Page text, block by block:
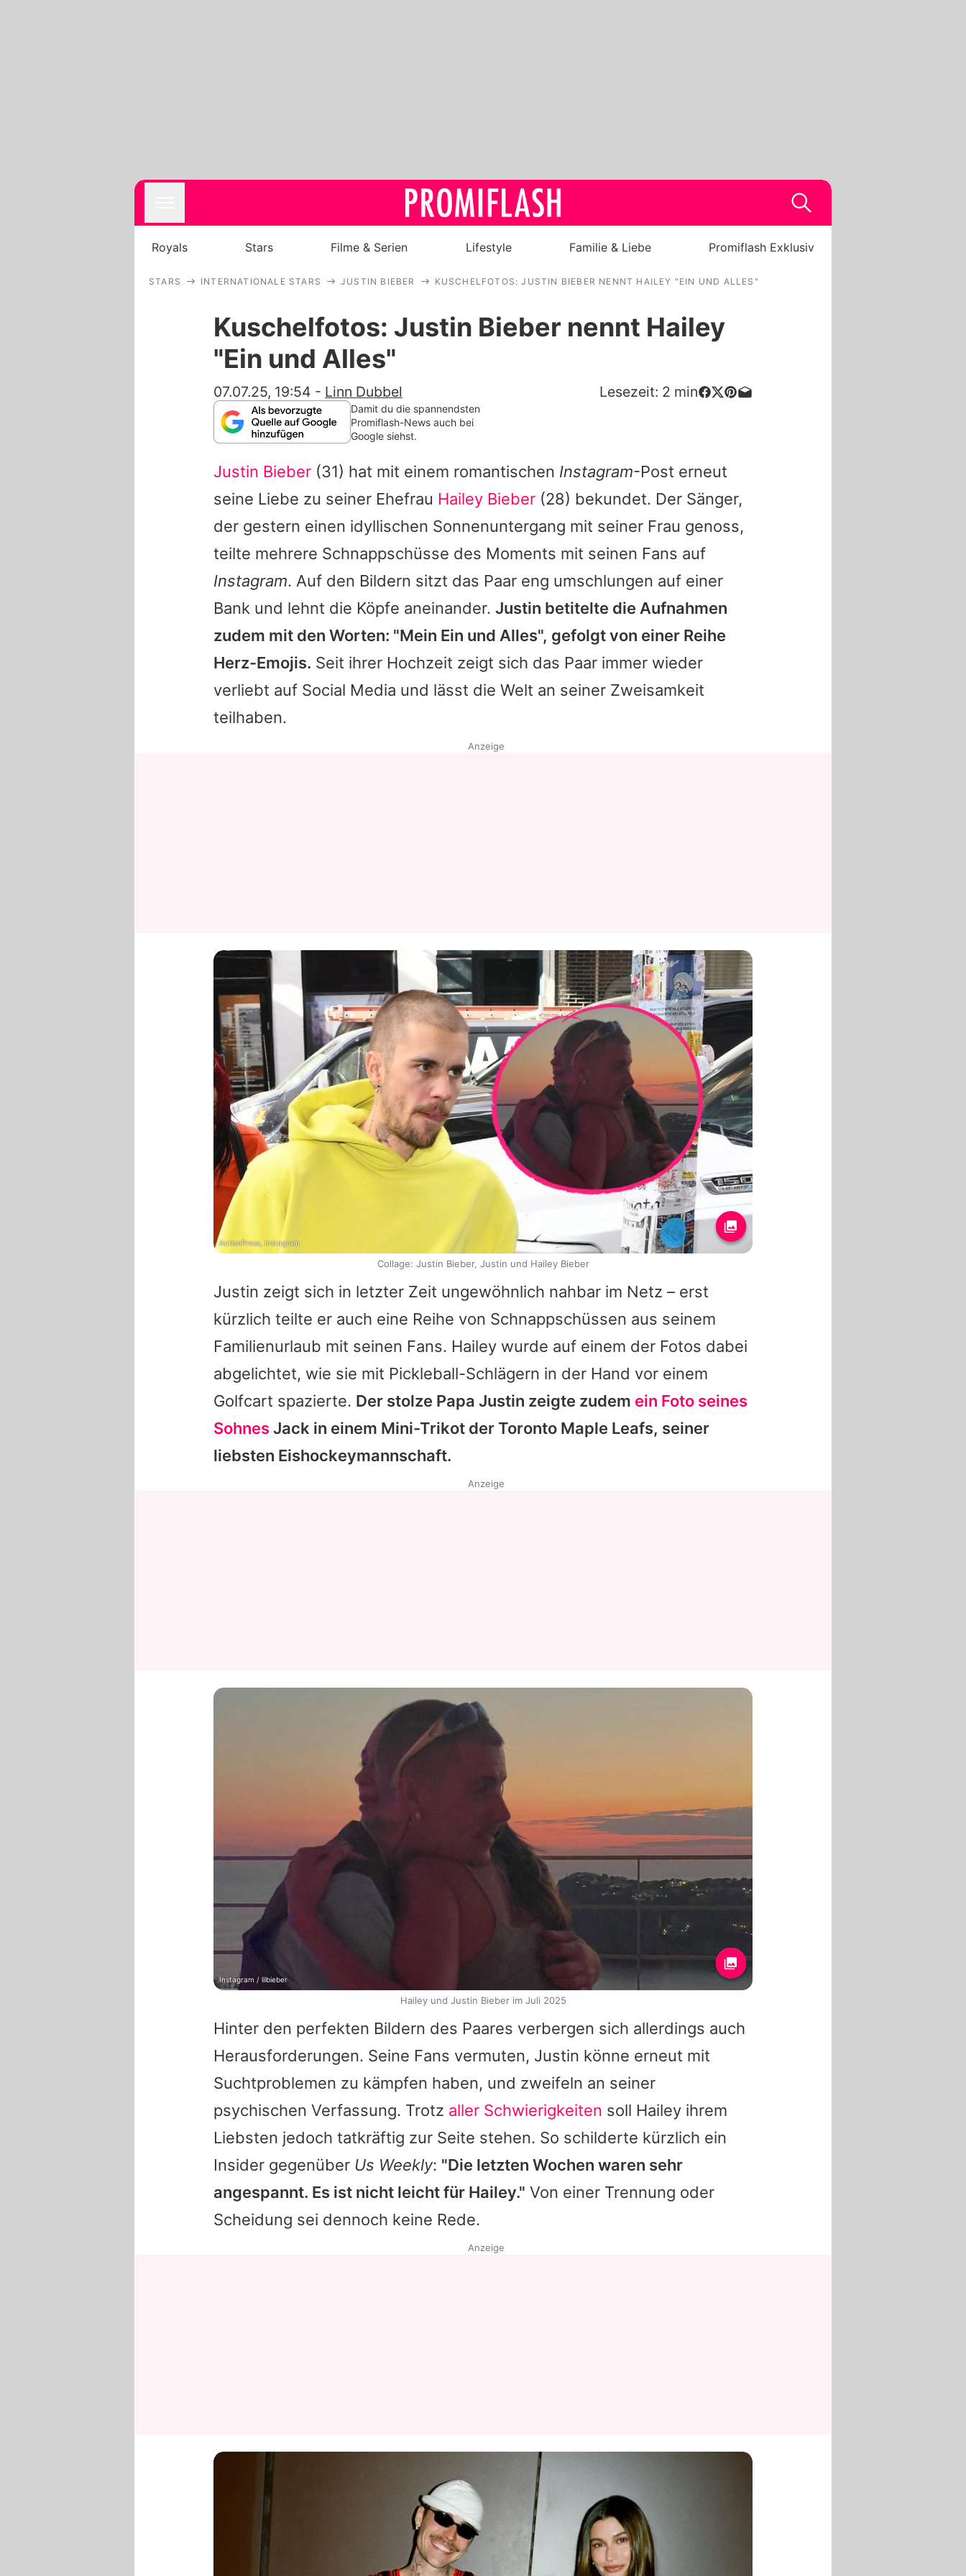
Royals
Stars
Familie & Liebe
App runterladen
Team
Redaktionelle Richtlinien
Impressum
Datenschutzerklärung
Nutzungsbedingungen
Royals Stars Filme & Serien Lifestyle Familie & Liebe Promiflash Exklusiv
STARS INTERNATIONALE STARS JUSTIN BIEBER KUSCHELFOTOS: JUSTIN BIEBER NENNT HAILEY "EIN UND ALLES"
Kuschelfotos: Justin Bieber nennt Hailey
"Ein und Alles"
07.07.25, 19:54 - Linn Dubbel Lesezeit: 2 min
Damit du die spannendsten
Promiflash-News auch bei
Google siehst.
Justin Bieber (31) hat mit einem romantischen Instagram-Post erneut
seine Liebe zu seiner Ehefrau Hailey Bieber (28) bekundet. Der Sänger,
der gestern einen idyllischen Sonnenuntergang mit seiner Frau genoss,
teilte mehrere Schnappschüsse des Moments mit seinen Fans auf
Instagram. Auf den Bildern sitzt das Paar eng umschlungen auf einer
Bank und lehnt die Köpfe aneinander. Justin betitelte die Aufnahmen
zudem mit den Worten: "Mein Ein und Alles", gefolgt von einer Reihe
Herz-Emojis. Seit ihrer Hochzeit zeigt sich das Paar immer wieder
verliebt auf Social Media und lässt die Welt an seiner Zweisamkeit
teilhaben.
Justin zeigt sich in letzter Zeit ungewöhnlich nahbar im Netz – erst
kürzlich teilte er auch eine Reihe von Schnappschüssen aus seinem
Familienurlaub mit seinen Fans. Hailey wurde auf einem der Fotos dabei
abgelichtet, wie sie mit Pickleball-Schlägern in der Hand vor einem
Golfcart spazierte. Der stolze Papa Justin zeigte zudem ein Foto seines
SohnesJack in einem Mini-Trikot der Toronto Maple Leafs, seiner
liebsten Eishockeymannschaft.
Hinter den perfekten Bildern des Paares verbergen sich allerdings auch
Herausforderungen. Seine Fans vermuten, Justin könne erneut mit
Suchtproblemen zu kämpfen haben, und zweifeln an seiner
psychischen Verfassung. Trotz aller Schwierigkeiten soll Hailey ihrem
Liebsten jedoch tatkräftig zur Seite stehen. So schilderte kürzlich ein
Insider gegenüber Us Weekly: "Die letzten Wochen waren sehr
angespannt. Es ist nicht leicht für Hailey." Von einer Trennung oder
Scheidung sei dennoch keine Rede.
Anzeige
ActionPress, Instagram
Collage: Justin Bieber, Justin und Hailey Bieber
Anzeige
Instagram / lilbieber
Hailey und Justin Bieber im Juli 2025
Anzeige